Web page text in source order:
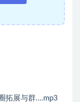
拓展与群….mp3